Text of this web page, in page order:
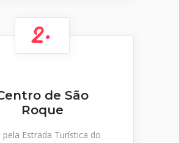
de São
Roque
pela Estrada Turística do